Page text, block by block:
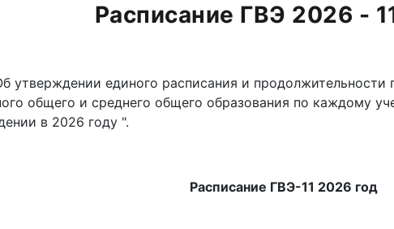
Расписание ГВЭ 2026 -
утверждении единого расписания и продолжительности
общего и среднего общего образования по каждому
в 2026 году ".
Расписание ГВЭ-11 2026 год